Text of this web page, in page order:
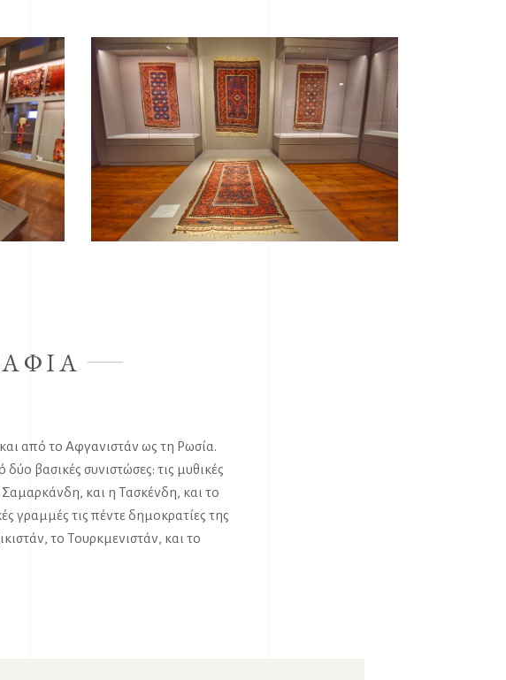
από το Αφγανιστάν ως τη Ρωσία.
βασικές συνιστώσες: τις μυθικές
και η Τασκένδη, και το
γραμμές τις πέντε δημοκρατίες της
το Τουρκμενιστάν, και το